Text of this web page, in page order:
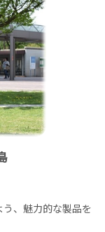
、魅力的な製品を